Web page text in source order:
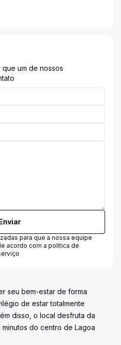
um de nossos
para que a nossa equipe
acordo com a política de
seu bem-estar de forma
de estar totalmente
disso, o local desfruta da
do centro de Lagoa